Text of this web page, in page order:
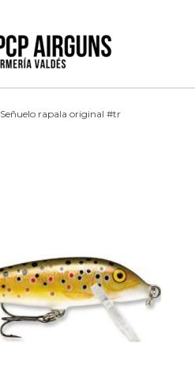
Señuelo rapala original #tr